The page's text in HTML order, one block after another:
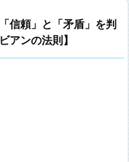
信頼」と「矛盾」を判
アンの法則】